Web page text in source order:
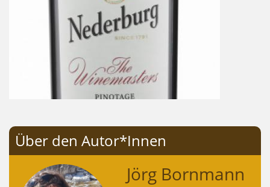
Über den Autor*Innen
Jörg Bornmann